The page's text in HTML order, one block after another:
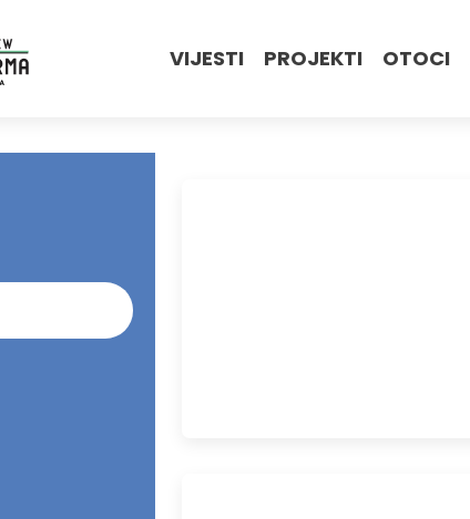
VIJESTI PROJEKTI OTOCI